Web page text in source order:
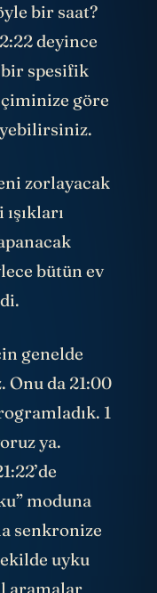
bir saat?
deyince
bir spesifik
göre
zorlayacak
bütün ev
genelde
da 21:00
1
ya.
moduna
senkronize
uyku
aramalar